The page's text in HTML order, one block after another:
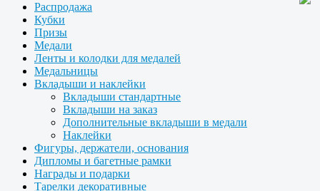
Распродажа
Кубки
Призы
Медали
Ленты и колодки для медалей
Медальницы
Вкладыши и наклейки
Вкладыши стандартные
Вкладыши на заказ
Дополнительные вкладыши в медали
Наклейки
Фигуры, держатели, основания
Дипломы и багетные рамки
Награды и подарки
Тарелки декоративные